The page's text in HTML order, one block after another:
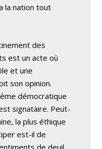
la nation tout
des
est un acte où
et une
son opinion.
démocratique
signataire. Peut-
la plus éthique
est-il de
de deuil,